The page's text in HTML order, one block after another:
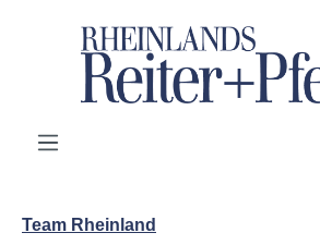
Zum Hauptinhalt springen
Team Rheinland